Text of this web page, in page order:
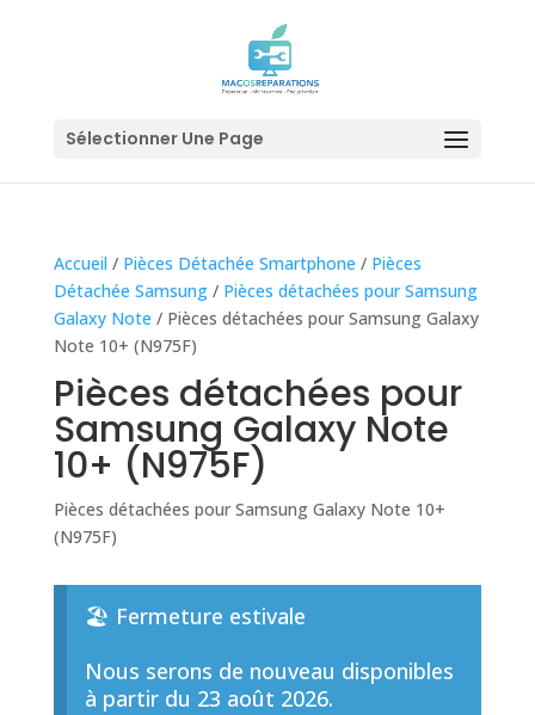
Sélectionner Une Page
Accueil / Pièces Détachée Smartphone / Pièces
Détachée Samsung/ Pièces détachées pour Samsung
Galaxy Note / Pièces détachées pour Samsung Galaxy
Note 10+ (N975F)
Pièces détachées pour
Samsung Galaxy Note
10+ (N975F)
Pièces détachées pour Samsung Galaxy Note 10+
(N975F)
🏖️ Fermeture estivale
Nous serons de nouveau disponibles
à partir du 23 août 2026.